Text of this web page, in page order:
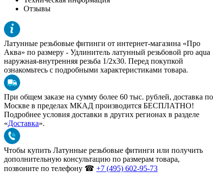
Отзывы
Латунные резьбовые фитинги от интернет-магазина «Про
Аква» по размеру - Удлинитель латунный резьбовой pro aqua
наружная-внутренняя резьба 1/2x30. Перед покупкой
ознакомьтесь с подробными характеристиками товара.
При общем заказе на сумму более 60 тыс. рублей, доставка по
Москве в пределах МКАД производится БЕСПЛАТНО!
Подробнее условия доставки в других регионах в разделе
«Доставка».
Чтобы купить Латунные резьбовые фитинги или получить
дополнительную консультацию по размерам товара,
позвоните по телефону ☎ +7 (495) 602-95-73